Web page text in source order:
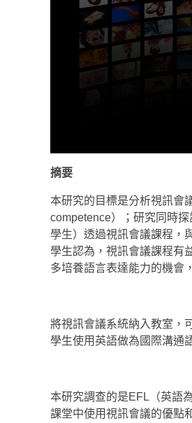
摘要
本研究的目標是分析視訊會
competence）；研究同時
學生）透過視訊會議課程，
學生認為，視訊會議課程有
多培養語言表達能力的機會
將視訊會議系統納入教室，
學生使用英語做為國際溝通
本研究調查的是EFL（英語
課堂中使用視訊會議的優點